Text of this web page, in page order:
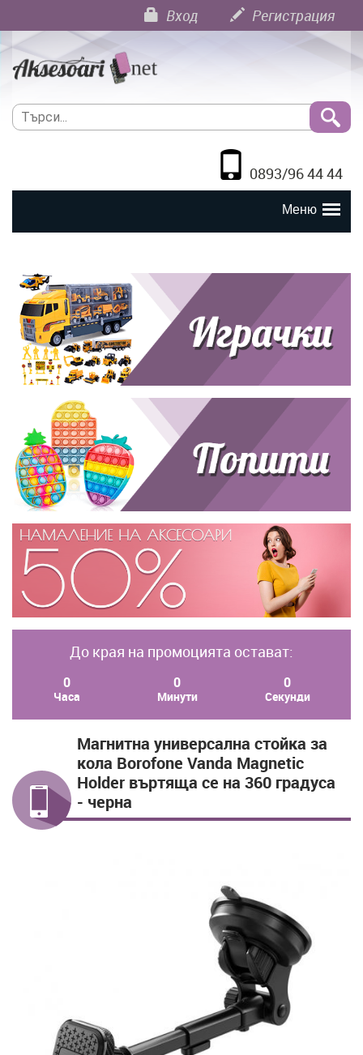
Вход Регистрация
0893/96 44 44
До края на промоцията остават:
0
Часа
0
Минути
0
Секунди
Магнитна универсална стойка за
кола Borofone Vanda Мagnetic
Holder въртяща се на 360 градуса
- черна